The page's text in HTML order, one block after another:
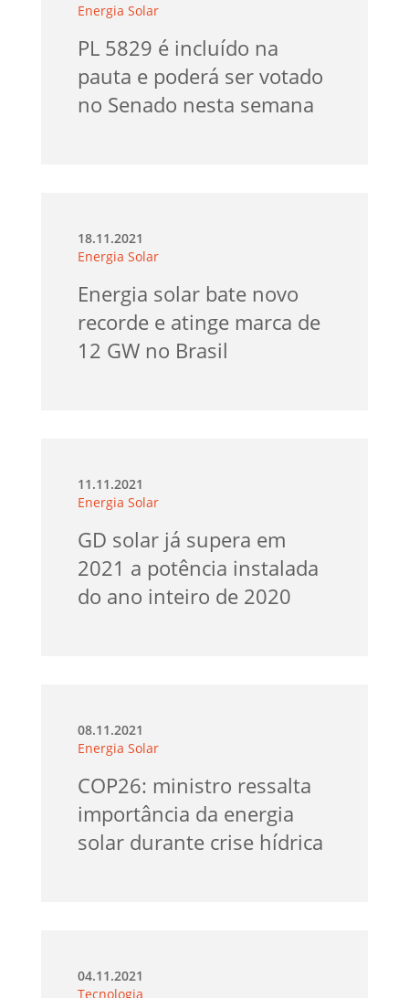
Energia Solar
PL 5829 é incluído na
pauta e poderá ser votado
no Senado nesta semana
18.11.2021
Energia Solar
Energia solar bate novo
recorde e atinge marca de
12 GW no Brasil
11.11.2021
Energia Solar
GD solar já supera em
2021 a potência instalada
do ano inteiro de 2020
08.11.2021
Energia Solar
COP26: ministro ressalta
importância da energia
solar durante crise hídrica
04.11.2021
Tecnologia